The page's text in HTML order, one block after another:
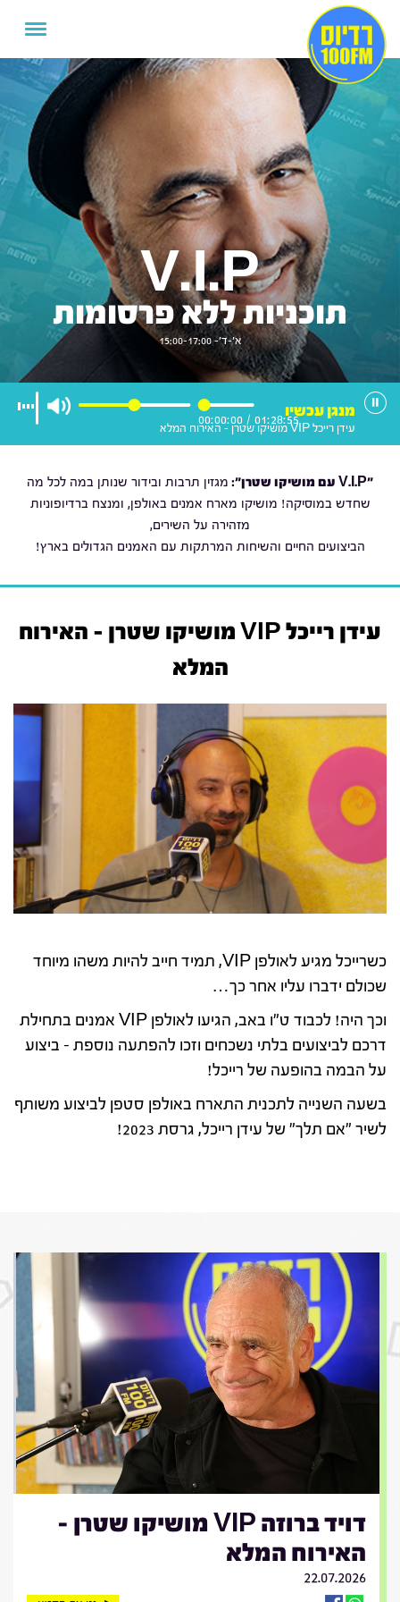
V.I.P
תוכניות ללא פרסומות
א'-ד'- 15:00-17:00
01:28:55
/
00:00:00
מנגן עכשיו
עידן רייכל VIP מושיקו שטרן - האירוח המלא
"V.I.P עם מושיקו שטרן ": מגזין תרבות ובידור שנותן במה לכל מה
שחדש במוסיקה! מושיקו מארח אמנים באולפן, ומנצח ברדיופוניות
מזהירה על השירים,
הביצועים החיים והשיחות המרתקות עם האמנים הגדולים בארץ!
עידן רייכל VIP מושיקו שטרן - האירוח
המלא
כשרייכל מגיע לאולפן VIP, תמיד חייב להיות משהו מיוחד
שכולם ידברו עליו אחר כך…
וכך היה! לכבוד ט"ו באב, הגיעו לאולפן VIP אמנים בתחילת
דרכם לביצועים בלתי נשכחים וזכו להפתעה נוספת – ביצוע
על הבמה בהופעה של רייכל!
בשעה השנייה לתכנית התארח באולפן סטפן לביצוע משותף
לשיר "אם תלך" של עידן רייכל, גרסת 2023!
דויד ברוזה VIP מושיקו שטרן -
האירוח המלא
22.07.2026